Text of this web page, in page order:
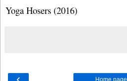
Yoga Hosers (2016)